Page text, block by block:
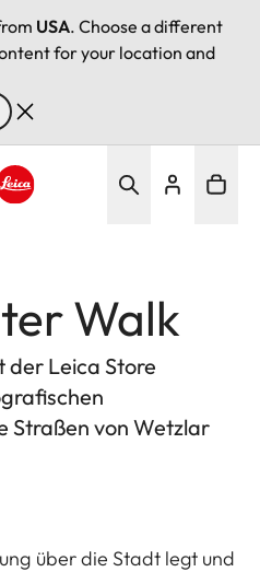
USA. Choose a different
for your location and
Walk
der Leica Store
Straßen von Wetzlar
über die Stadt legt und